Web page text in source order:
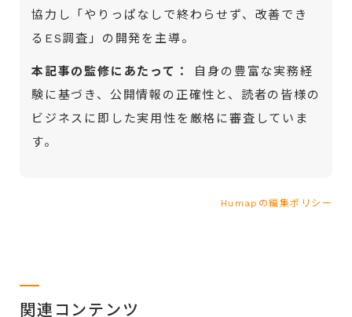
協力し「やりっぱなしで終わらせず、改善でき
るES調査」の開発を主導。
本記事の監修にあたって：
自身の豊富な実務経
験に基づき、公開情報の正確性と、読者の皆様の
ビジネスに即した実用性を厳格に審査していま
す。
Humapの編集ポリシー
関連コンテンツ